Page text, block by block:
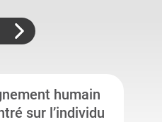
humain
sur l’individu